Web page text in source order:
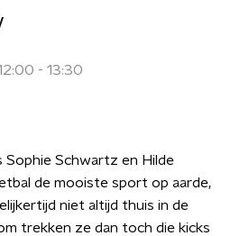
- 13:30
Sophie Schwartz en Hilde
de mooiste sport op aarde,
niet altijd thuis in de
trekken ze dan toch die kicks